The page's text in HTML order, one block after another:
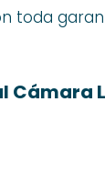
toda